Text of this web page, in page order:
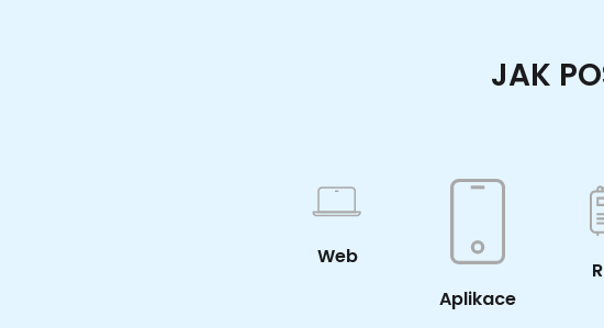
JAK
Web
Aplikace